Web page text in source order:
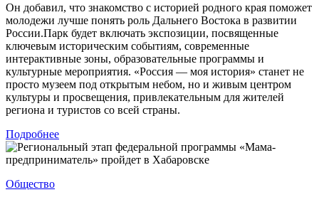
Он добавил, что знакомство с историей родного края поможет
молодежи лучше понять роль Дальнего Востока в развитии
России.Парк будет включать экспозиции, посвященные
ключевым историческим событиям, современные
интерактивные зоны, образовательные программы и
культурные мероприятия. «Россия — моя история» станет не
просто музеем под открытым небом, но и живым центром
культуры и просвещения, привлекательным для жителей
региона и туристов со всей страны.
Подробнее
Общество